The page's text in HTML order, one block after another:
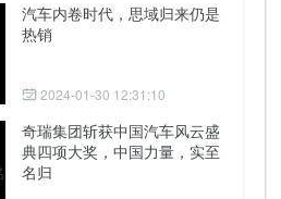
汽车内卷时代，思域归来仍是
热销
2024-01-30 12:31:10
奇瑞集团斩获中国汽车风云盛
典四项大奖，中国力量，实至
名归